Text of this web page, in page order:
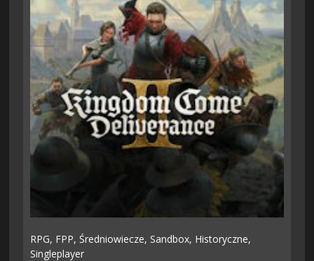
RPG, FPP,Średniowiecze,Sandbox, Historyczne,
Singleplayer